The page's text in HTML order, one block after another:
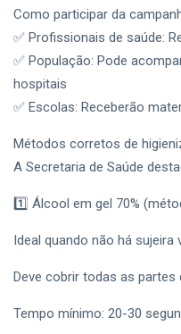
Inscrições
Abertas
CIDADE
Aniversário de
Bauru:
Celebra Bauru
Traz
Tradicional e
31
Jul,
2026
Espetáculo
circense "O
de Pandora"
Bauru com
gratuitas
Jul,
2026
visualizações
Gera Bauru
1.000 Vagas de
20
516
Como participar da
✅ Profissionais de saúde:
✅ População: Pode
hospitais
✅ Escolas: Receberão
Métodos corretos de
A Secretaria de Saúde
1️⃣ Álcool em gel 70%
Ideal quando não há sujeira
Deve cobrir todas as partes
Tempo mínimo: 20-30